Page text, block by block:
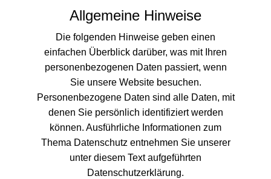
Allgemeine Hinweise
Die folgenden Hinweise geben einen
einfachen Überblick darüber, was mit Ihren
personenbezogenen Daten passiert, wenn
Sie unsere Website besuchen.
Personenbezogene Daten sind alle Daten, mit
denen Sie persönlich identifiziert werden
können. Ausführliche Informationen zum
Thema Datenschutz entnehmen Sie unserer
unter diesem Text aufgeführten
Datenschutzerklärung.